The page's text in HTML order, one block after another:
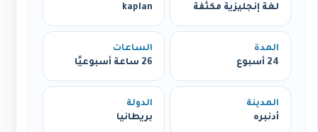
لغة إنجليزية مكثفة
kaplan
المدة
24 أسبوع
الساعات
26 ساعة أسبوعيًا
المدينة
أدنبره
الدولة
بريطانيا